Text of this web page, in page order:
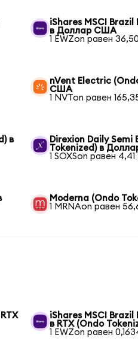
iShares MSCI Brazil
в Доллар США
1 EWZon равен
nVent Electric
США
1 NVTon равен
в
Direxion Daily Semi
Tokenized) в
1 SOXSon равен 4,41
Moderna (Ondo
1 MRNAon равен
iShares MSCI Brazil
в RTX (Ondo
1 EWZon равен